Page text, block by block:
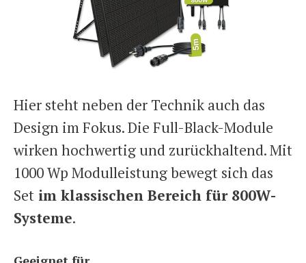
Hier steht neben der Technik auch das
Design im Fokus. Die Full-Black-Module
wirken hochwertig und zurückhaltend. Mit
1000 Wp Modulleistung bewegt sich das
Set im klassischen Bereich für 800W-
Systeme.